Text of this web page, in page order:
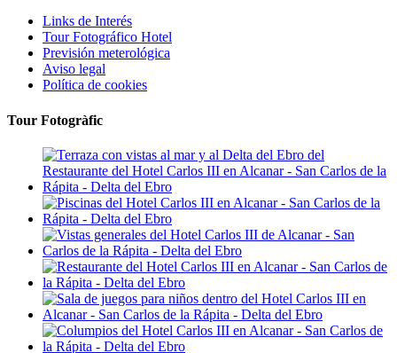
Links de Interés
Tour Fotográfico Hotel
Previsión meterológica
Aviso legal
Política de cookies
Tour Fotogràfic